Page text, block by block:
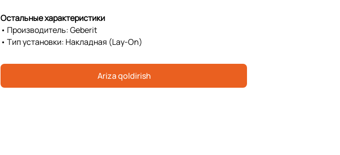
Остальные характеристики
• Производитель: Geberit
• Тип установки: Накладная (Lay-On)
Ariza qoldirish